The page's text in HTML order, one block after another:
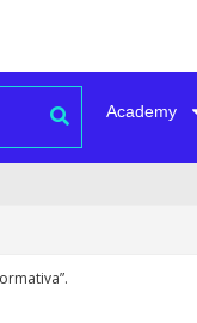
Academy